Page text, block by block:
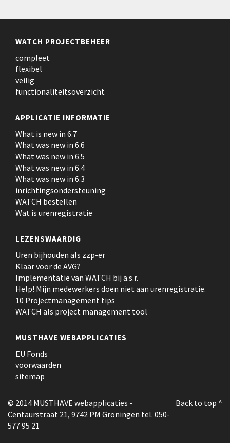
WATCH PROJECTBEHEER
compleet
flexibel
veilig
functionaliteitsoverzicht
APPLICATIE INFORMATIE
What is new in 6.7
What was new in 6.6
What was new in 6.5
What was new in 6.4
What was new in 6.3
inrichtingsondersteuning
WATCH bestellen
Wat is urenregistratie
LEZENSWAARDIG
Uren bijhouden als zzp-er
Klaar voor de AVG?
Implementatie van WATCH bij a.s.r.
Help! Mijn medewerkers doen niet aan urenregistratie.
10 Projectmanagement tips
WATCH als project management tool
MUSTHAVE WEBAPPLICATIES
EU Fonds
voorwaarden
sitemap
Back to top ^
© 2014 MUSTHAVE webapplicaties -
Centaurstraat 21, 9742 PM Groningen tel. 050-
577 95 21